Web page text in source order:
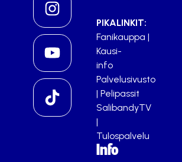
PIKALINKIT:
Fanikauppa |
Kausi-
info
Palvelusivusto
| Pelipassit
SalibandyTV
|
Tulospalvelu
Info